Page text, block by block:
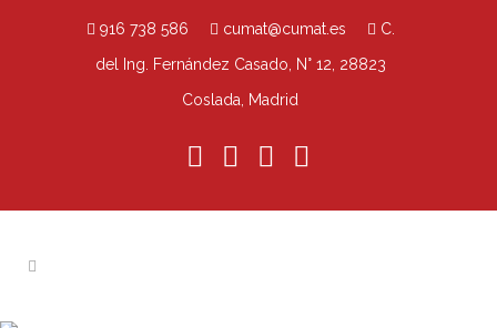
916 738 586 cumat@cumat.es
C.
del Ing. Fernández Casado, N° 12, 28823
Coslada, Madrid